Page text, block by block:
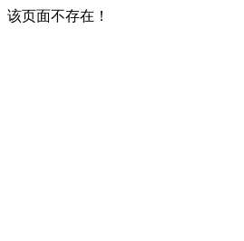
该页面不存在！